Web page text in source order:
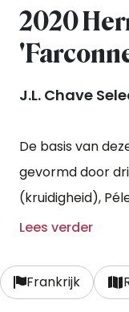
2020
J.L. Chave
De basis van
gevormd door
(kruidigheid),
(kracht).
Lees verder
Frankrijk